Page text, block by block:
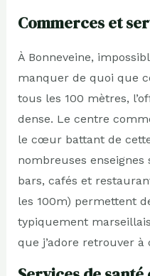
Commerces et
À Bonneveine,
manquer de quoi que
tous les 100 mètres,
dense. Le centre
le cœur battant de
nombreuses
bars, cafés et
les 100m) permettent
typiquement
que j’adore retrouver à